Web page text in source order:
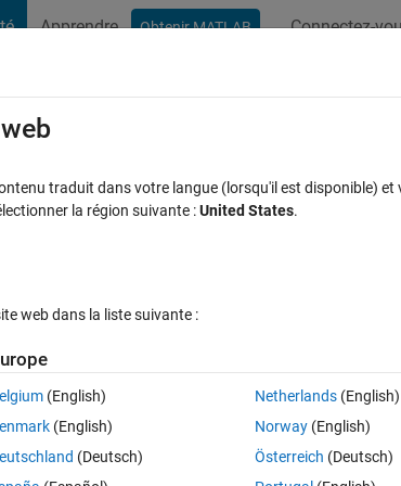
Apprendre Obtenir MATLAB Connectez-
Dimensions
wandh
precision.
traduit dans votre langue (lorsqu'il est disponible) et
la région suivante :United States.
web dans la liste suivante :
(English)
(English)
(Deutsch)
Netherlands(English)
Norway(English)
Österreich (Deutsch)